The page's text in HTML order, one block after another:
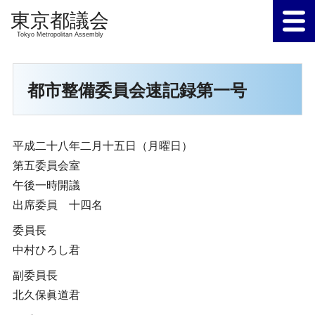
Tokyo Metropolitan Assembly
都市整備委員会速記録第一号
平成二十八年二月十五日（月曜日）
第五委員会室
午後一時開議
出席委員 十四名
委員長
中村ひろし君
副委員長
北久保眞道君